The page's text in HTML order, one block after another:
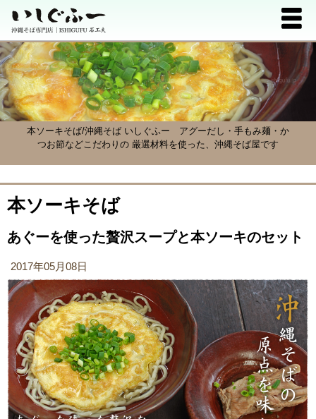
本ソーキそば/沖縄そば いしぐふー
アグーだし・手もみ麺・か
つお節などこだわりの 厳選材料を使った、沖縄そば屋です
本ソーキそば
あぐーを使った贅沢スープと本ソーキのセット
2017年05月08日